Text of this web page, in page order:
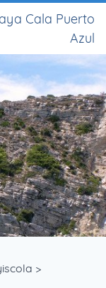
Cala Puerto
Azul
>